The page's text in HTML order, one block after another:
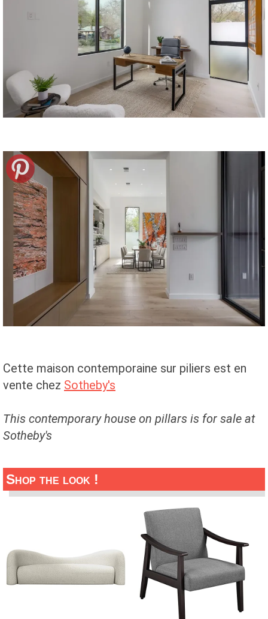
Cette maison contemporaine sur piliers est en
vente chez Sotheby's
This contemporary house on pillars is for sale at
Sotheby's
Shop the look !